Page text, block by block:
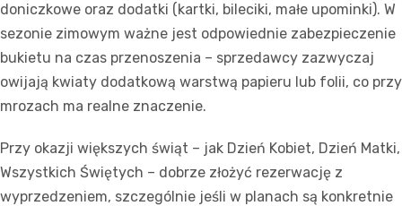
doniczkowe oraz dodatki (kartki, bileciki, małe upominki). W
sezonie zimowym ważne jest odpowiednie zabezpieczenie
bukietu na czas przenoszenia – sprzedawcy zazwyczaj
owijają kwiaty dodatkową warstwą papieru lub folii, co przy
mrozach ma realne znaczenie.
Przy okazji większych świąt – jak Dzień Kobiet, Dzień Matki,
Wszystkich Świętych – dobrze złożyć rezerwację z
wyprzedzeniem, szczególnie jeśli w planach są konkretnie